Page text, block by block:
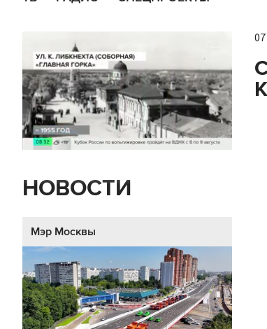
НОВОСТИ
Мэр Москвы